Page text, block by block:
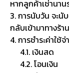
หากลูกค้าเช่านา
3. การนับวัน จะ
กลับเข้ามาทางร้า
4. การชำระค่าใช้
4.1. เงินสด
4.2. โอนเงิน